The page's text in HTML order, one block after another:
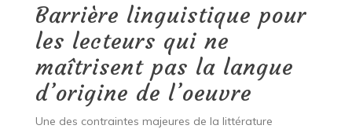
Barrière linguistique pour
les lecteurs qui ne
maîtrisent pas la langue
d’origine de l’oeuvre
Une des contraintes majeures de la littérature